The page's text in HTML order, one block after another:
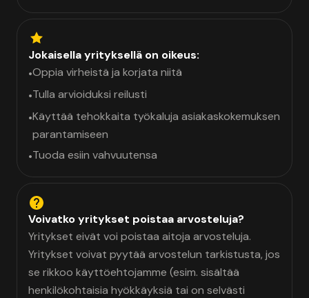
Jokaisella yrityksellä on oikeus:
•Oppia virheistä ja korjata niitä
•Tulla arvioiduksi reilusti
•Käyttää tehokkaita työkaluja asiakaskokemuksen
parantamiseen
•Tuoda esiin vahvuutensa
Voivatko yritykset poistaa arvosteluja?
Yritykset eivät voi poistaa aitoja arvosteluja.
Yritykset voivat pyytää arvostelun tarkistusta, jos
se rikkoo käyttöehtojamme (esim. sisältää
henkilökohtaisia hyökkäyksiä tai on selvästi